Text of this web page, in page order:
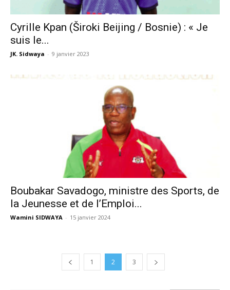
Cyrille Kpan (Široki Beijing / Bosnie) : « Je
suis le...
JK. Sidwaya - 9 janvier 2023
Boubakar Savadogo, ministre des Sports, de
la Jeunesse et de l’Emploi...
Wamini SIDWAYA - 15 janvier 2024
1 2 3